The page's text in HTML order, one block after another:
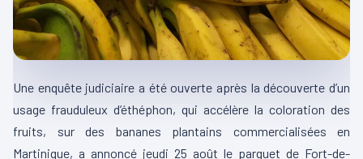
Une enquête judiciaire a été ouverte après la découverte d’un
usage frauduleux d’éthéphon, qui accélère la coloration des
fruits, sur des bananes plantains commercialisées en
Martinique, a annoncé jeudi 25 août le parquet de Fort-de-